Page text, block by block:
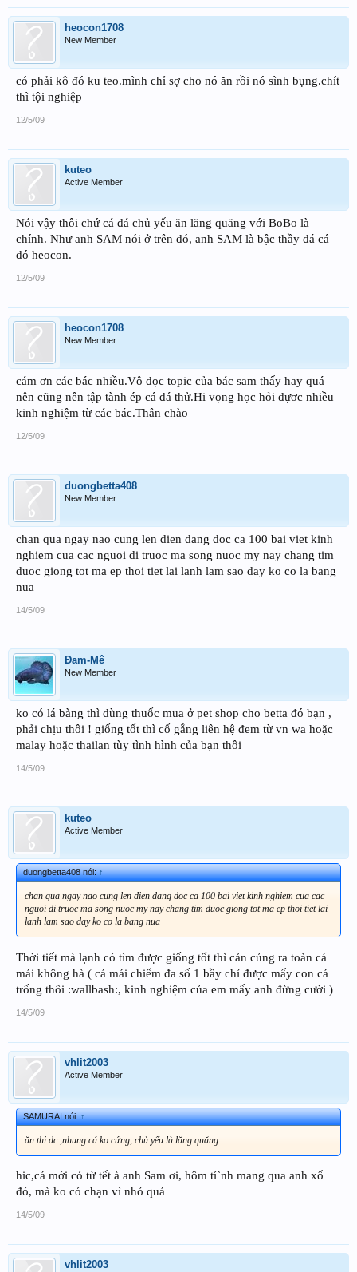
heocon1708
New Member
có phải kô đó ku teo.mình chỉ sợ cho nó ăn rồi nó sình bụng.chít
thì tội nghiệp
12/5/09
kuteo
Active Member
Nói vậy thôi chứ cá đá chủ yếu ăn lăng quăng với BoBo là
chính. Như anh SAM nói ở trên đó, anh SAM là bậc thầy đá cá
đó heocon.
12/5/09
heocon1708
New Member
cám ơn các bác nhiều.Vô đọc topic của bác sam thấy hay quá
nên cũng nên tập tành ép cá đá thử.Hi vọng học hỏi đựơc nhiều
kinh nghiệm từ các bác.Thân chào
12/5/09
duongbetta408
New Member
chan qua ngay nao cung len dien dang doc ca 100 bai viet kinh
nghiem cua cac nguoi di truoc ma song nuoc my nay chang tim
duoc giong tot ma ep thoi tiet lai lanh lam sao day ko co la bang
nua
14/5/09
Đam-Mê
New Member
ko có lá bàng thì dùng thuốc mua ở pet shop cho betta đó bạn ,
phải chịu thôi ! giống tốt thì cố gắng liên hệ đem từ vn wa hoặc
malay hoặc thailan tùy tình hình của bạn thôi
14/5/09
kuteo
Active Member
duongbetta408 nói:↑
chan qua ngay nao cung len dien dang doc ca 100 bai viet kinh nghiem cua cac
nguoi di truoc ma song nuoc my nay chang tim duoc giong tot ma ep thoi tiet lai
lanh lam sao day ko co la bang nua
Thời tiết mà lạnh có tìm được giống tốt thì cản củng ra toàn cá
mái không hà ( cá mái chiếm đa số 1 bầy chỉ được mấy con cá
trống thôi :wallbash:, kinh nghiệm của em mấy anh đừng cười )
14/5/09
vhlit2003
Active Member
SAMURAI nói:↑
ăn thi dc ,nhung cá ko cứng, chủ yếu là lăng quăng
hic,cá mới có từ tết à anh Sam ơi, hôm tí`nh mang qua anh xổ
đó, mà ko có chạn vì nhỏ quá
14/5/09
vhlit2003